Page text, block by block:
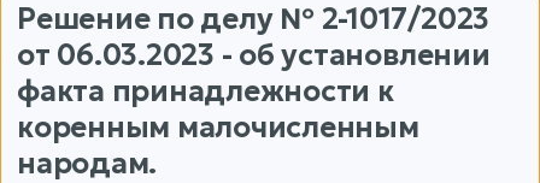
Решение по делу № 2-1017/2023
от 06.03.2023 - об установлении
факта принадлежности к
коренным малочисленным
народам.